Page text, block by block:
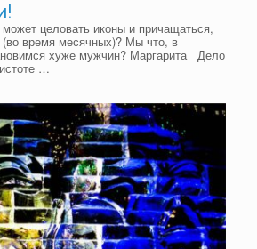
целовать иконы и причащаться,
(во время месячных)? Мы что, в
хуже мужчин? Маргарита Дело
…